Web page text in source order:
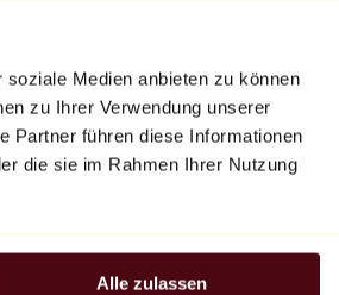
Medien anbieten zu können
zu Ihrer Verwendung unserer
Partner führen diese Informationen
die sie im Rahmen Ihrer Nutzung
Alle zulassen